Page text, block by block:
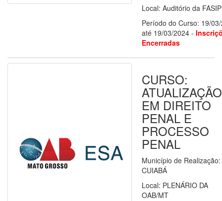
Local: Auditório da
Período do Curso: 19/
até 19/03/2024 -
Encerradas
CURSO:
ATUALIZAÇÃO
EM DIREITO
PENAL E
PROCESSO
PENAL
Município de Realização:
CUIABÁ
Local: PLENÁRIO DA
OAB/MT